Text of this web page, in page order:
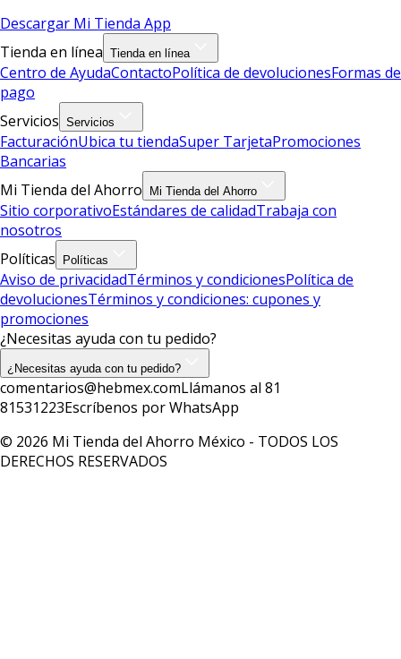
Descargar Mi Tienda App
Tienda en línea Tienda en línea
Centro de AyudaContactoPolítica de devolucionesFormas de
pago
Servicios Servicios
FacturaciónUbica tu tiendaSuper TarjetaPromociones
Bancarias
Mi Tienda del Ahorro
Mi Tienda del Ahorro
Sitio corporativoEstándares de calidadTrabaja con
nosotros
Políticas
Políticas
Aviso de privacidadTérminos y condicionesPolítica de
devolucionesTérminos y condiciones: cupones y
promociones
¿Necesitas ayuda con tu pedido?
¿Necesitas ayuda con tu pedido?
comentarios@hebmex.comLlámanos al 81
81531223Escríbenos por WhatsApp
© 2026 Mi Tienda del Ahorro México - TODOS LOS
DERECHOS RESERVADOS